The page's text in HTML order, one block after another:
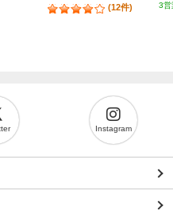
(12件) 3営
Instagram